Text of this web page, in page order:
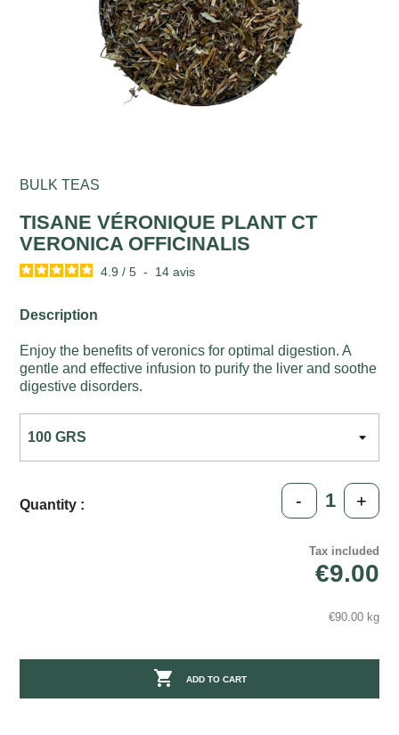
BULK TEAS
TISANE VÉRONIQUE PLANT CT
VERONICA OFFICINALIS
4.9 / 5 - 14avis
Description
Enjoy the benefits of veronics for optimal digestion. A
gentle and effective infusion to purify the liver and soothe
digestive disorders.
Quantity : - +
Tax included
€9.00
€90.00 kg
 ADD TO CART